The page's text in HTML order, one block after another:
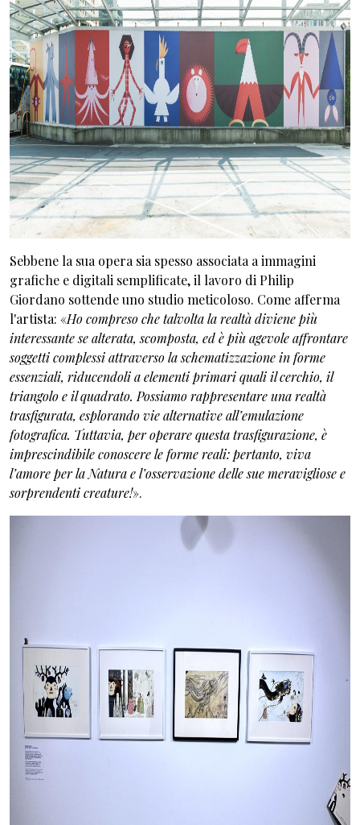
Sebbene la sua opera sia spesso associata a immagini
grafiche e digitali semplificate, il lavoro di Philip
Giordano sottende uno studio meticoloso. Come afferma
l'artista: «Ho compreso che talvolta la realtà diviene più
interessante se alterata, scomposta, ed è più agevole affrontare
soggetti complessi attraverso la schematizzazione in forme
essenziali, riducendoli a elementi primari quali il cerchio, il
triangolo e il quadrato. Possiamo rappresentare una realtà
trasfigurata, esplorando vie alternative all’emulazione
fotografica. Tuttavia, per operare questa trasfigurazione, è
imprescindibile conoscere le forme reali: pertanto, viva
l’amore per la Natura e l’osservazione delle sue meravigliose e
sorprendenti creature!».